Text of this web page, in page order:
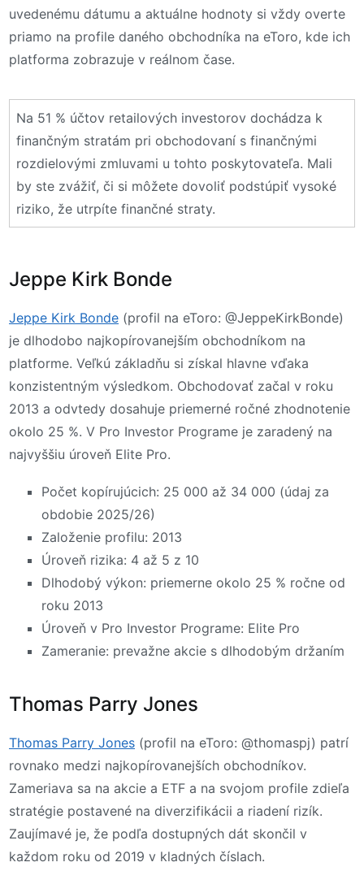
uvedenému dátumu a aktuálne hodnoty si vždy overte
priamo na profile daného obchodníka na eToro, kde ich
platforma zobrazuje v reálnom čase.
Na 51 % účtov retailových investorov dochádza k
finančným stratám pri obchodovaní s finančnými
rozdielovými zmluvami u tohto poskytovateľa. Mali
by ste zvážiť, či si môžete dovoliť podstúpiť vysoké
riziko, že utrpíte finančné straty.
Jeppe Kirk Bonde
Jeppe Kirk Bonde (profil na eToro: @JeppeKirkBonde)
je dlhodobo najkopírovanejším obchodníkom na
platforme. Veľkú základňu si získal hlavne vďaka
konzistentným výsledkom. Obchodovať začal v roku
2013 a odvtedy dosahuje priemerné ročné zhodnotenie
okolo 25 %. V Pro Investor Programe je zaradený na
najvyššiu úroveň Elite Pro.
Počet kopírujúcich: 25 000 až 34 000 (údaj za
obdobie 2025/26)
Založenie profilu: 2013
Úroveň rizika: 4 až 5 z 10
Dlhodobý výkon: priemerne okolo 25 % ročne od
roku 2013
Úroveň v Pro Investor Programe: Elite Pro
Zameranie: prevažne akcie s dlhodobým držaním
Thomas Parry Jones
Thomas Parry Jones (profil na eToro: @thomaspj) patrí
rovnako medzi najkopírovanejších obchodníkov.
Zameriava sa na akcie a ETF a na svojom profile zdieľa
stratégie postavené na diverzifikácii a riadení rizík.
Zaujímavé je, že podľa dostupných dát skončil v
každom roku od 2019 v kladných číslach.